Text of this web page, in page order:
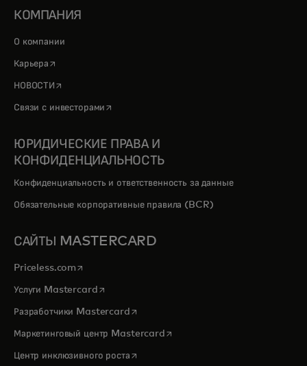
КОМПАНИЯ
О компании
Карьера opens in a new tab
НОВОСТИ opens in a new tab
Связи с инвесторами opens in a new tab
ЮРИДИЧЕСКИЕ ПРАВА И
КОНФИДЕНЦИАЛЬНОСТЬ
Конфиденциальность и ответственность за данные
Обязательные корпоративные правила (BCR)
САЙТЫ MASTERCARD
Priceless.com opens in a new tab
Услуги Mastercardopens in a new tab
Разработчики Mastercardopens in a new tab
Маркетинговый центр Mastercardopens in a new tab
Центр инклюзивного ростаopens in a new tab